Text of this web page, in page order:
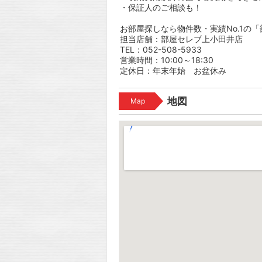
・保証人のご相談も！
お部屋探しなら物件数・実績No.1の
担当店舗：部屋セレブ上小田井店
TEL：052-508-5933
営業時間：10:00～18:30
定休日：年末年始 お盆休み
Map 地図